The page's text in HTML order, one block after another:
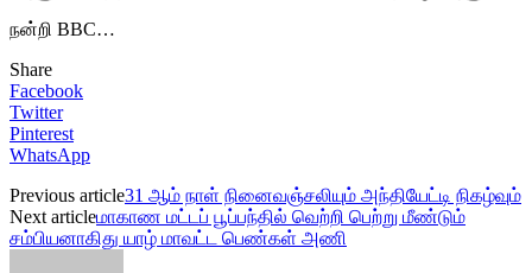
நன்றி BBC…
Share
Facebook
Twitter
Pinterest
WhatsApp
Previous article31 ஆம் நாள் நினைவஞ்சலியும் அந்தியேட்டி நிகழ்வும்
Next articleமாகாண மட்டப் பூப்பந்தில் வெற்றி பெற்று மீண்டும்
சம்பியனாகிது யாழ் மாவட்ட பெண்கள் அணி